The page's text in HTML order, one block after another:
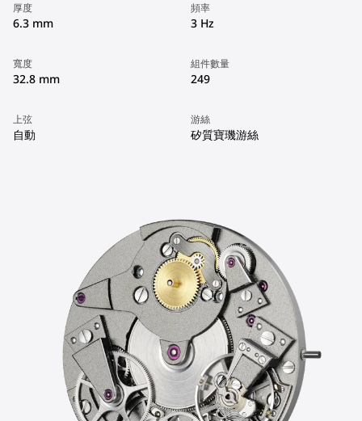
厚度
6.3 mm
頻率
3 Hz
寬度
32.8 mm
組件數量
249
上弦
自動
游絲
矽質寶璣游絲